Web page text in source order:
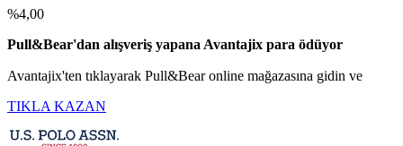
%4,00
Pull&Bear'dan alışveriş yapana Avantajix para ödüyor
Avantajix'ten tıklayarak Pull&Bear online mağazasına gidin ve
TIKLA KAZAN